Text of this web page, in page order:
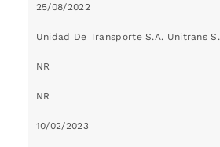
25/08/2022
Unidad De Transporte S.A. Unitrans
NR
NR
10/02/2023